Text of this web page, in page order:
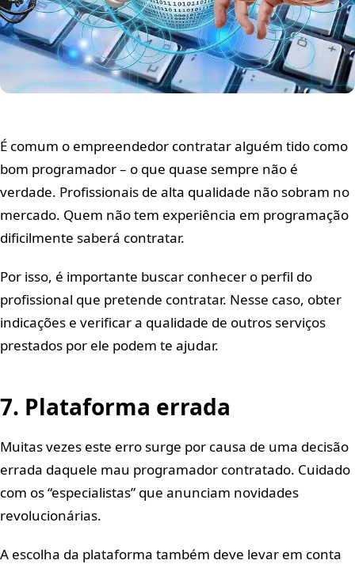
É comum o empreendedor contratar alguém tido como
bom programador – o que quase sempre não é
verdade. Profissionais de alta qualidade não sobram no
mercado. Quem não tem experiência em programação
dificilmente saberá contratar.
Por isso, é importante buscar conhecer o perfil do
profissional que pretende contratar. Nesse caso, obter
indicações e verificar a qualidade de outros serviços
prestados por ele podem te ajudar.
7. Plataforma errada
Muitas vezes este erro surge por causa de uma decisão
errada daquele mau programador contratado. Cuidado
com os “especialistas” que anunciam novidades
revolucionárias.
A escolha da plataforma também deve levar em conta